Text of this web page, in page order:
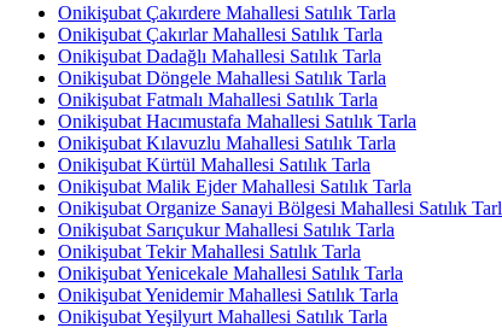
Onikişubat Çakırdere Mahallesi Satılık Tarla
Onikişubat Çakırlar Mahallesi Satılık Tarla
Onikişubat Dadağlı Mahallesi Satılık Tarla
Onikişubat Döngele Mahallesi Satılık Tarla
Onikişubat Fatmalı Mahallesi Satılık Tarla
Onikişubat Hacımustafa Mahallesi Satılık Tarla
Onikişubat Kılavuzlu Mahallesi Satılık Tarla
Onikişubat Kürtül Mahallesi Satılık Tarla
Onikişubat Malik Ejder Mahallesi Satılık Tarla
Onikişubat Organize Sanayi Bölgesi Mahallesi Satılık
Onikişubat Sarıçukur Mahallesi Satılık Tarla
Onikişubat Tekir Mahallesi Satılık Tarla
Onikişubat Yenicekale Mahallesi Satılık Tarla
Onikişubat Yenidemir Mahallesi Satılık Tarla
Onikişubat Yeşilyurt Mahallesi Satılık Tarla